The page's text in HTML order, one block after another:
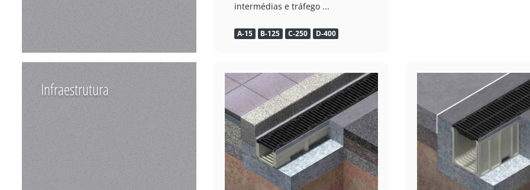
intermédias e tráfego ...
A-15 B-125 C-250 D-400
Infraestrutura